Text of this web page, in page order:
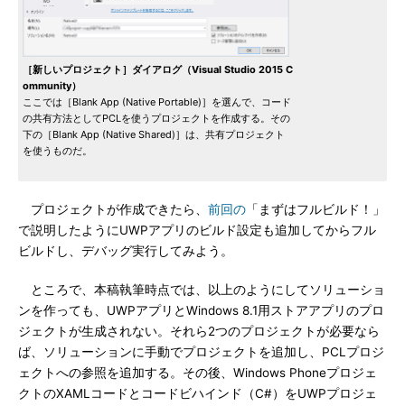
［新しいプロジェクト］ダイアログ（Visual Studio 2015 C
ommunity）
ここでは［Blank App (Native Portable)］を選んで、コード
の共有方法としてPCLを使うプロジェクトを作成する。その
下の［Blank App (Native Shared)］は、共有プロジェクト
を使うものだ。
プロジェクトが作成できたら、 前回の 「まずはフルビルド！」
で説明したようにUWPアプリのビルド設定も追加してからフル
ビルドし、デバッグ実行してみよう。
ところで、本稿執筆時点では、以上のようにしてソリューショ
ンを作っても、UWPアプリとWindows 8.1用ストアアプリのプロ
ジェクトが生成されない。それら2つのプロジェクトが必要なら
ば、ソリューションに手動でプロジェクトを追加し、PCLプロジ
ェクトへの参照を追加する。その後、Windows Phoneプロジェ
クトのXAMLコードとコードビハインド（C#）をUWPプロジェ